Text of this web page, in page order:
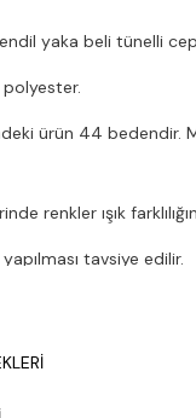
yaka beli tünelli
polyester.
ürün 44 bedendir.
renkler ışık
tavsiye edilir.